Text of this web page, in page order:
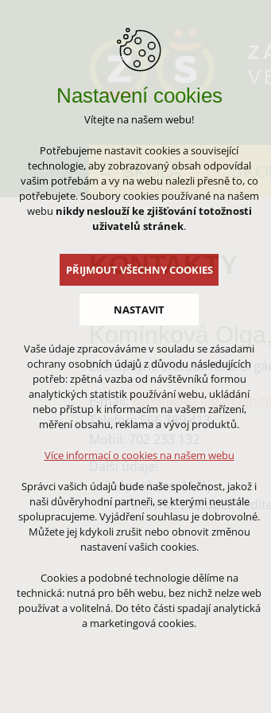
ŠKOLA
ZŠ Velká Bíteš
KONTAKTY
Komínková
Zástupkyně statutárního
E-mail:
Telefon:566 789 413
Další údaje:
Aprobace: M, Aj
Pracovna: zástupce
Nastavení cookies
Vítejte na našem webu!
Potřebujeme nastavit cookies a související
technologie, aby zobrazovaný obsah odpovídal
vašim potřebám a vy na webu nalezli přesně to, co
potřebujete. Soubory cookies používané na našem
webu nikdy neslouží ke zjišťování totožnosti
uživatelů stránek.
PŘIJMOUT VŠECHNY COOKIES
NASTAVIT
Technická cookies
nutná pro provozování webu
udržení kontextu stránek (session):
případná přihlášení, volby jazyka, apod.
Volitelná cookies
analytická pro anonymizované
vyhodnocení návštěvnosti
marketingová cookies (Google)
Více informací o cookies na našem webu
ODMÍTNOUT VŠE
Vaše údaje zpracováváme v souladu se zásadami
ochrany osobních údajů z důvodu následujících
potřeb: zpětná vazba od návštěvníků formou
analytických statistik používání webu, ukládání
nebo přístup k informacím na vašem zařízení,
měření obsahu, reklama a vývoj produktů.
Více informací o cookies na našem webu
Správci vašich údajů bude naše společnost, jakož i
naši důvěryhodní partneři, se kterými neustále
spolupracujeme. Vyjádření souhlasu je dobrovolné.
Můžete jej kdykoli zrušit nebo obnovit změnou
nastavení vašich cookies.
Cookies a podobné technologie dělíme na
technická: nutná pro běh webu, bez nichž nelze web
používat a volitelná. Do této části spadají analytická
a marketingová cookies.